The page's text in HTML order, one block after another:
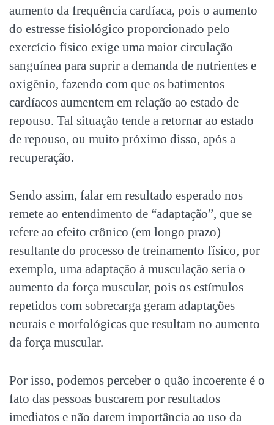
aumento da frequência cardíaca, pois o aumento
do estresse fisiológico proporcionado pelo
exercício físico exige uma maior circulação
sanguínea para suprir a demanda de nutrientes e
oxigênio, fazendo com que os batimentos
cardíacos aumentem em relação ao estado de
repouso. Tal situação tende a retornar ao estado
de repouso, ou muito próximo disso, após a
recuperação.
Sendo assim, falar em resultado esperado nos
remete ao entendimento de “adaptação”, que se
refere ao efeito crônico (em longo prazo)
resultante do processo de treinamento físico, por
exemplo, uma adaptação à musculação seria o
aumento da força muscular, pois os estímulos
repetidos com sobrecarga geram adaptações
neurais e morfológicas que resultam no aumento
da força muscular.
Por isso, podemos perceber o quão incoerente é o
fato das pessoas buscarem por resultados
imediatos e não darem importância ao uso da